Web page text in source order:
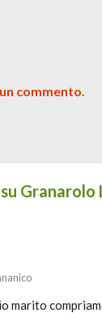
commento.
marito